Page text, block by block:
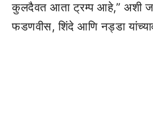
कुलदैवत आता ट्रम्प आहे,” अशी
फडणवीस, शिंदे आणि नड्डा